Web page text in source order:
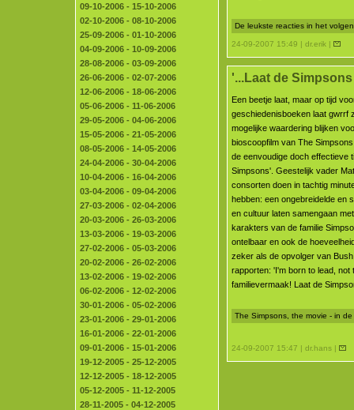
09-10-2006 - 15-10-2006
02-10-2006 - 08-10-2006
25-09-2006 - 01-10-2006
04-09-2006 - 10-09-2006
28-08-2006 - 03-09-2006
26-06-2006 - 02-07-2006
12-06-2006 - 18-06-2006
05-06-2006 - 11-06-2006
29-05-2006 - 04-06-2006
15-05-2006 - 21-05-2006
08-05-2006 - 14-05-2006
24-04-2006 - 30-04-2006
10-04-2006 - 16-04-2006
03-04-2006 - 09-04-2006
27-03-2006 - 02-04-2006
20-03-2006 - 26-03-2006
13-03-2006 - 19-03-2006
27-02-2006 - 05-03-2006
20-02-2006 - 26-02-2006
13-02-2006 - 19-02-2006
06-02-2006 - 12-02-2006
30-01-2006 - 05-02-2006
23-01-2006 - 29-01-2006
16-01-2006 - 22-01-2006
09-01-2006 - 15-01-2006
19-12-2005 - 25-12-2005
12-12-2005 - 18-12-2005
05-12-2005 - 11-12-2005
28-11-2005 - 04-12-2005
De leukste reacties in het
24-09-2007 15:49 | dr.erik |
'...Laat de
Een beetje laat, maar op tijd
geschiedenisboeken laat gwrrf
mogelijke waardering blijken
bioscoopfilm van The
de eenvoudige doch effectieve
Simpsons'. Geestelijk vader
consorten doen in tachtig
hebben: een ongebreidelde en
en cultuur laten samengaan
karakters van de familie
ontelbaar en ook de
zeker als de opvolger van
rapporten: 'I'm born to lead, not
familievermaak! Laat de
The Simpsons, the movie - in
24-09-2007 15:47 | dr.hans |